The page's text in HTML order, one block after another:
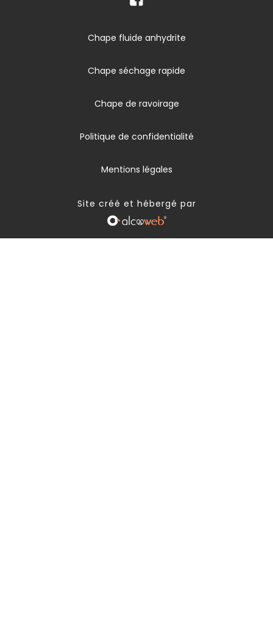
Chape fluide anhydrite
Chape séchage rapide
Chape de ravoirage
Politique de confidentialité
Mentions légales
Site créé et hébergé par